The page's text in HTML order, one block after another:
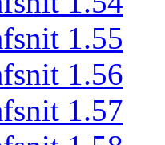
1.55
1.56
1.57